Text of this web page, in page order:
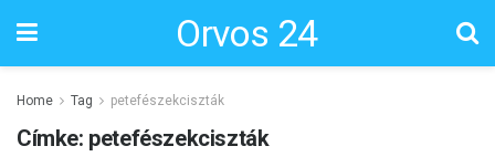
Orvos 24
Home Tag petefészekciszták
Címke: petefészekciszták